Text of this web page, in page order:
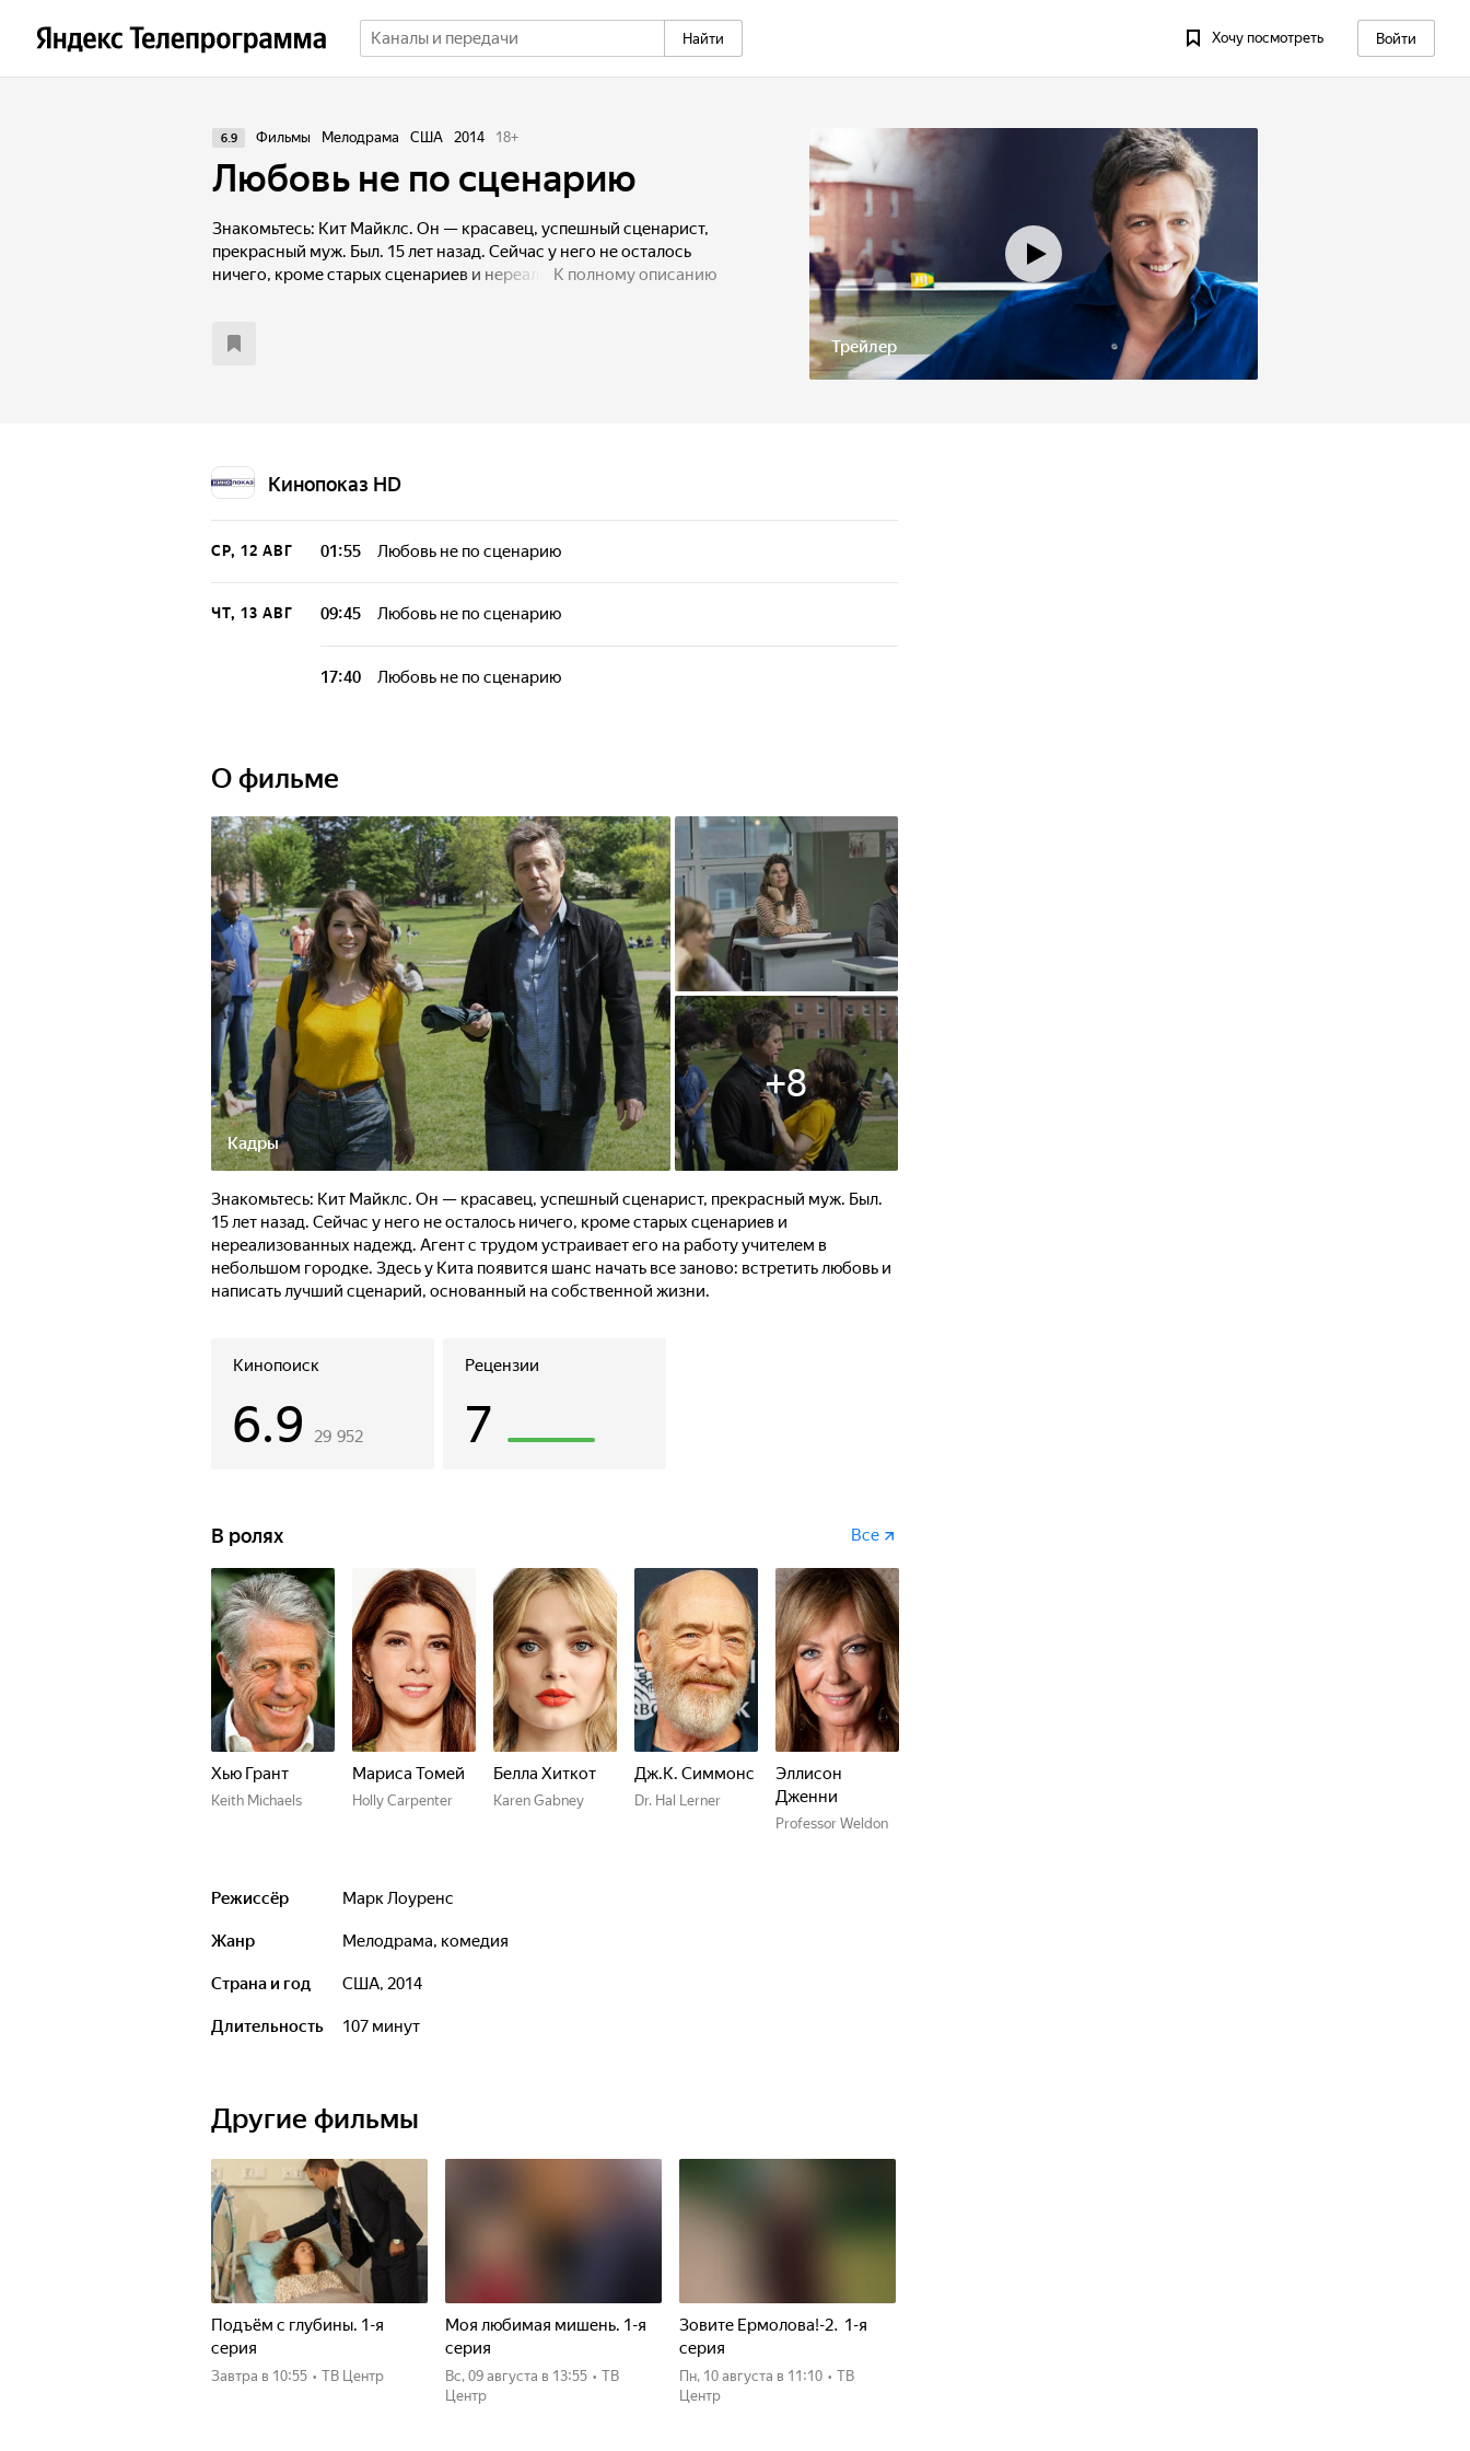
Найти Хочу посмотреть Войти
Трейлер
6.9 Фильмы Мелодрама США 2014 18+
Любовь не по сценарию
Знакомьтесь: Кит Майклс. Он — красавец, успешный сценарист,
прекрасный муж. Был. 15 лет назад. Сейчас у него не осталось
ничего, кроме старых сценариев и нереализованных надежд.
встретить любовь и написать лучший сценарий, основанный на
К полному описанию
Кинопоказ HD
СР, 12 АВГ 01:55 Любовь не по сценарию
ЧТ, 13 АВГ 09:45 Любовь не по сценарию
17:40 Любовь не по сценарию
О фильме
Кадры
+8
Знакомьтесь: Кит Майклс. Он — красавец, успешный сценарист, прекрасный муж. Был.
15 лет назад. Сейчас у него не осталось ничего, кроме старых сценариев и
нереализованных надежд. Агент с трудом устраивает его на работу учителем в
небольшом городке. Здесь у Кита появится шанс начать все заново: встретить любовь и
написать лучший сценарий, основанный на собственной жизни.
Кинопоиск
6.9 29 952
Рецензии
7
В ролях Все
Хью Грант
Keith Michaels
Мариса Томей
Holly Carpenter
Белла Хиткот
Karen Gabney
Дж.К. Симмонс
Dr. Hal Lerner
Эллисон
Дженни
Professor Weldon
Режиссёр Марк Лоуренс
Жанр мелодрама, комедия
Страна и год США, 2014
Длительность 107 минут
Другие фильмы
Подъём с глубины. 1-я
серия
Завтра в 10:55 • ТВ Центр
Моя любимая мишень. 1-я
серия
вс, 09 августа в 13:55 • ТВ
Центр
Зовите Ермолова!-2. 1-я
серия
пн, 10 августа в 11:10 • ТВ
Центр